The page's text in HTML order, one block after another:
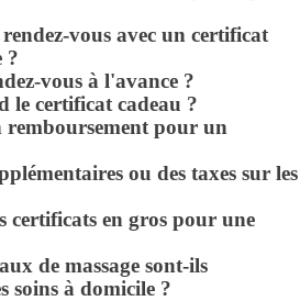
vous avec un certificat
?
vous à l'avance ?
le certificat cadeau ?
pour un
ou des taxes sur les
certificats en gros pour une
de massage sont-ils
soins à domicile ?